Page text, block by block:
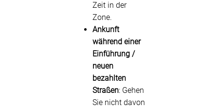
Zeit in der
Zone.
Ankunft
während einer
Einführung /
neuen
bezahlten
Straßen: Gehen
Sie nicht davon